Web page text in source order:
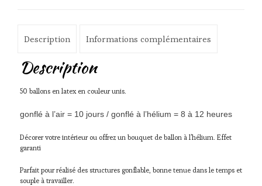
Description Informations complémentaires
Description
50 ballons en latex en couleur unis.
gonflé à l’air = 10 jours / gonflé à l’hélium = 8 à 12 heures
Décorer votre intérieur ou offrez un bouquet de ballon à l’hélium. Effet
garanti
Parfait pour réalisé des structures gonflable, bonne tenue dans le temps et
souple à travailler.